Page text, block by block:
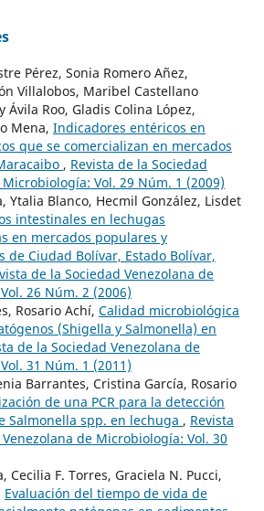
Pérez, Sonia Romero Añez,
Villalobos, Maribel Castellano
Ávila Roo, Gladis Colina López,
Mena, Indicadores entéricos en
que se comercializan en mercados
, Revista de la Sociedad
Vol. 29 Núm. 1 (2009)
Ytalia Blanco, Hecmil González, Lisdet
intestinales en lechugas
en mercados populares y
de Ciudad Bolívar, Estado Bolívar,
de la Sociedad Venezolana de
26 Núm. 2 (2006)
Rosario Achí, Calidad microbiológica
(Shigella y Salmonella) en
de la Sociedad Venezolana de
31 Núm. 1 (2011)
Barrantes, Cristina García, Rosario
de una PCR para la detección
Salmonella spp. en lechuga , Revista
de Microbiología: Vol. 30
Cecilia F. Torres, Graciela N. Pucci,
Evaluación del tiempo de vida de